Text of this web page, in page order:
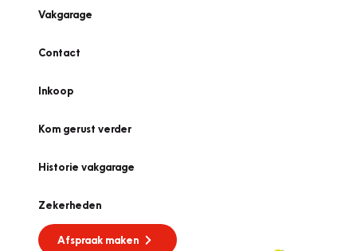
Vakgarage
Contact
Inkoop
Kom gerust verder
Historie vakgarage
Zekerheden
Afspraak maken